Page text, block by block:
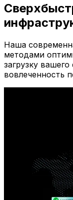
Наша
методами
загрузку
вовлеченность